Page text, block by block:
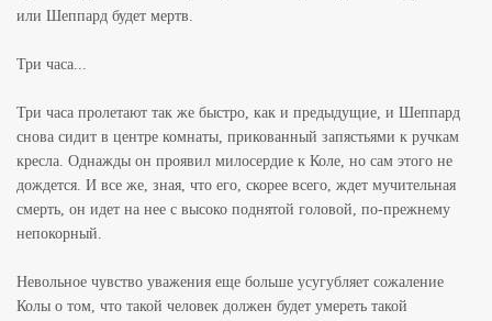
или Шеппард будет мертв.
Три часа...
Три часа пролетают так же быстро, как и предыдущие, и Шеппард
снова сидит в центре комнаты, прикованный запястьями к ручкам
кресла. Однажды он проявил милосердие к Коле, но сам этого не
дождется. И все же, зная, что его, скорее всего, ждет мучительная
смерть, он идет на нее с высоко поднятой головой, по-прежнему
непокорный.
Невольное чувство уважения еще больше усугубляет сожаление
Колы о том, что такой человек должен будет умереть такой